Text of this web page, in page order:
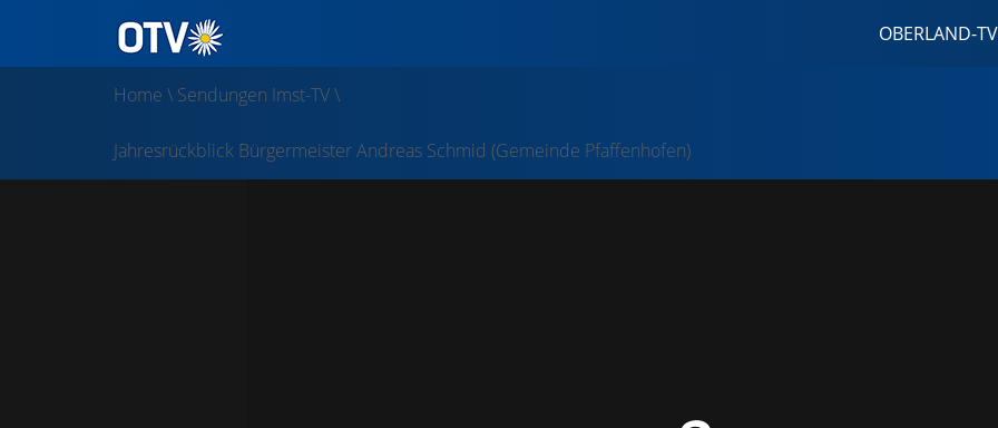
OBERLAND-
Home \ Sendungen Imst-TV\
Jahresrückblick Bürgermeister Andreas Schmid (Gemeinde Pfaffenhofen)